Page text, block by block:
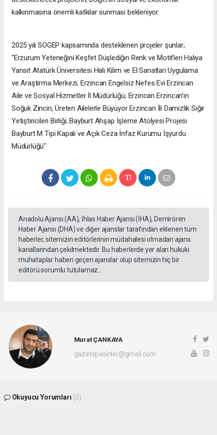
kalkınmasına önemli katkılar sunması bekleniyor.
2025 yılı SOGEP kapsamında desteklenen projeler şunlar;
"Erzurum Yeteneğini Keşfet Düşlediğin Renk ve Motifleri Halıya
Yansıt Atatürk Üniversitesi Halı Kilim ve El Sanatları Uygulama
ve Araştırma Merkezi; Erzincan Engelsiz Nefes Evi Erzincan
Aile ve Sosyal Hizmetler İl Müdürlüğü; Erzincan Erzincan’ın
Soğuk Zinciri, Üreten Ailelerle Büyüyor Erzincan İli Damızlık Sığır
Yetiştiricileri Birliği; Bayburt Ahşap İşleme Atölyesi Projesi
Bayburt M Tipi Kapalı ve Açık Ceza İnfaz Kurumu İşyurdu
Müdürlüğü"
Anadolu Ajansı (AA), İhlas Haber Ajansı (İHA), Demirören
Haber Ajansı (DHA) ve diğer ajanslar tarafından eklenen tüm
haberler, sitemizin editörlerinin müdahalesi olmadan ajans
kanallarından çekilmektedir. Bu haberlerde yer alan hukuki
muhataplar haberi geçen ajanslar olup sitemizin hiç bir
editörü sorumlu tutulamaz...
Murat ÇANKAYA
gazetepasinler@gmail.com
Okuyucu Yorumları (0)